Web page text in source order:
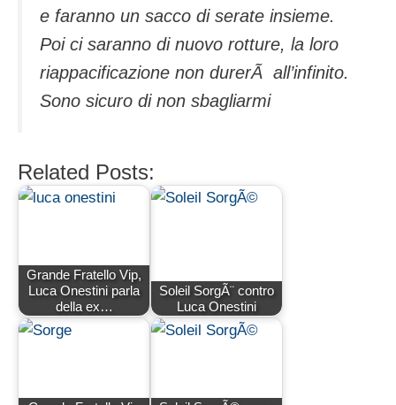
e faranno un sacco di serate insieme.
Poi ci saranno di nuovo rotture, la loro
riappacificazione non durerÃ all’infinito.
Sono sicuro di non sbagliarmi
Related Posts:
Grande Fratello Vip,
Luca Onestini parla
della ex…
Soleil SorgÃ¨ contro
Luca Onestini